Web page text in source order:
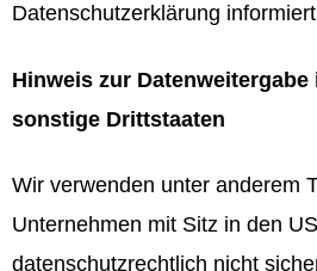
Datenschutzerklärung
Hinweis zur Datenweitergabe
sonstige Drittstaaten
Wir verwenden unter anderem
Unternehmen mit Sitz in den
datenschutzrechtlich nicht